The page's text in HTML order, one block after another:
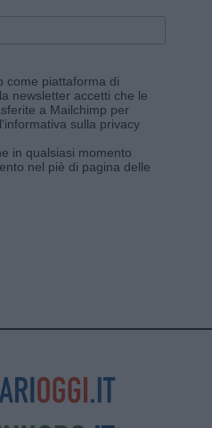
come piattaforma di
newsletter accetti che le
a Mailchimp per
sulla privacy
in qualsiasi momento
nel piè di pagina delle